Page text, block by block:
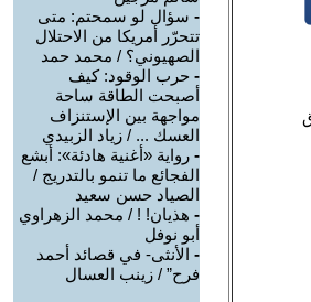
- سؤال لو سمحتم: متى
تتحرّر أمريكا من الاحتلال
الصهيوني؟ / محمد حمد
- حرب الوقود: كيف
أصبحت الطاقة ساحة
مواجهة بين الإستنزاف
العسك ... / زياد الزبيدي
- رواية «أغنية هادئة»: أبشع
الفجائع ما تنمو بالتدريج /
الصياد حسن سعيد
- هذيان! ! / محمد الزهراوي
أبو نوفل
- الأنثى- في قصائد أحمد
فرح” / زينب العسال